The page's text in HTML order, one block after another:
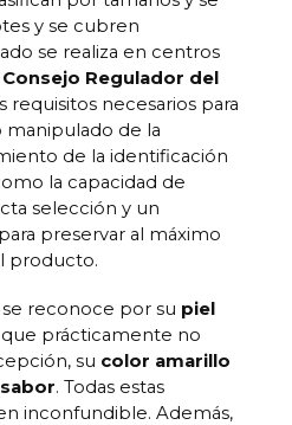
y se cubren
se realiza en centros
Consejo Regulador del
requisitos necesarios para
de la
de la identificación
la capacidad de
selección y un
preservar al máximo
producto.
reconoce por su piel
que prácticamente no
su color amarillo
. Todas estas
inconfundible. Además,